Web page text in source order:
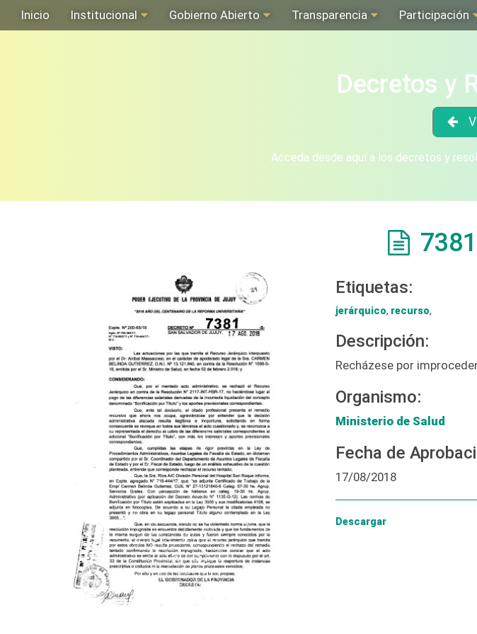
Inicio Institucional Gobierno Abierto Transparencia Participación
Decretos y
Acceda desde aquí a los decretos y
Etiquetas:
jerárquico, recurso,
Descripción:
Recházese por
Organismo:
Ministerio de Salud
Fecha de
17/08/2018
Descargar